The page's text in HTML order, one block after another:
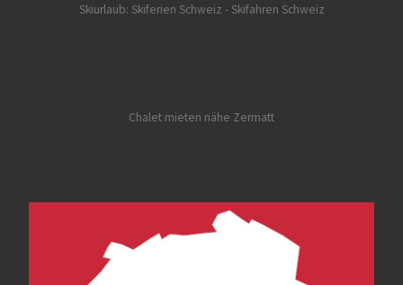
Skiurlaub: Skiferien Schweiz - Skifahren Schweiz
Chalet mieten nähe Zermatt